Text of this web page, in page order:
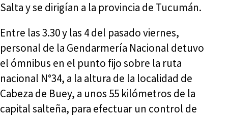
Salta y se dirigían a la provincia de Tucumán.
Entre las 3.30 y las 4 del pasado viernes,
personal de la Gendarmería Nacional detuvo
el ómnibus en el punto fijo sobre la ruta
nacional N°34, a la altura de la localidad de
Cabeza de Buey, a unos 55 kilómetros de la
capital salteña, para efectuar un control de